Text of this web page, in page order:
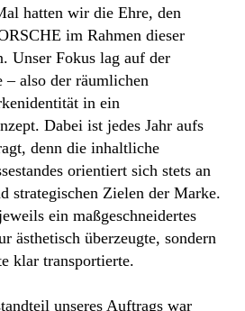
hatten wir die Ehre, den
im Rahmen dieser
Unser Fokus lag auf der
also der räumlichen
in ein
Dabei ist jedes Jahr aufs
denn die inhaltliche
orientiert sich stets an
strategischen Zielen der Marke.
ein maßgeschneidertes
ästhetisch überzeugte, sondern
klar transportierte.
unseres Auftrags war